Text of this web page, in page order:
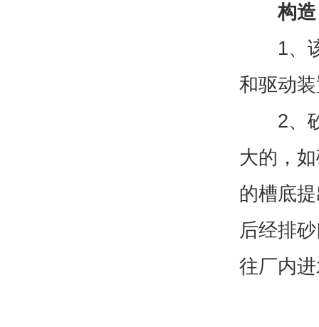
构
1、该
和驱动
2、砂
大的，
的槽底
后经排
往厂内